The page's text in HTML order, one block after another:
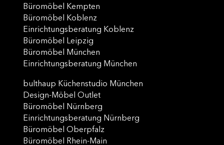
Büromöbel Kempten
Büromöbel Koblenz
Einrichtungsberatung Koblenz
Büromöbel Leipzig
Büromöbel München
Einrichtungsberatung München
bulthaup Küchenstudio München
Design-Möbel Outlet
Büromöbel Nürnberg
Einrichtungsberatung Nürnberg
Büromöbel Oberpfalz
Büromöbel Rhein-Main